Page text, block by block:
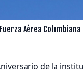
Aérea Colombiana
de la